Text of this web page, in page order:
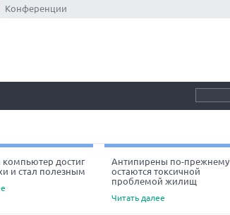
Конференции
компьютер достиг
и стал полезным
Антипирены по-прежнему
остаются токсичной
проблемой жилищ
Читать далее